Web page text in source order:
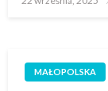
MAŁOPOLSKA